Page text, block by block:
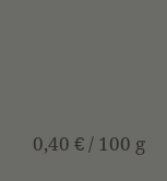
0,40 € / 100 g